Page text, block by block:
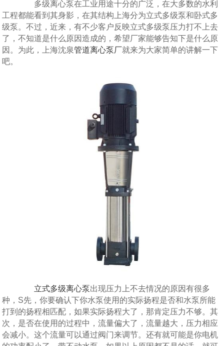
多级离心泵在工业用途十分的广泛，在大多数的水利
工程都能看到其身影，在其结构上海分为立式多级泵和卧式多
级泵。不过，近来，有不少客户反映立式多级泵压力打不上去
了，不知道是什么原因造成的，希望厂家能够告知下是什么原
因。为此，上海沈泉管道离心泵厂就来为大家简单的讲解一下
吧。
立式多级离心泵出现压力上不去情况的原因有很多
种，S先，你要确认下你水泵使用的实际扬程是否和水泵所能
打到的扬程相匹配，如果实际扬程大了，那肯定压力不够。其
次，是否在使用的过程中，流量偏大了，流量越大，压力相应
会减小。这个流量可以通过阀门来调节。还有就可能是你电机